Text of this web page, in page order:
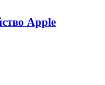
Apple